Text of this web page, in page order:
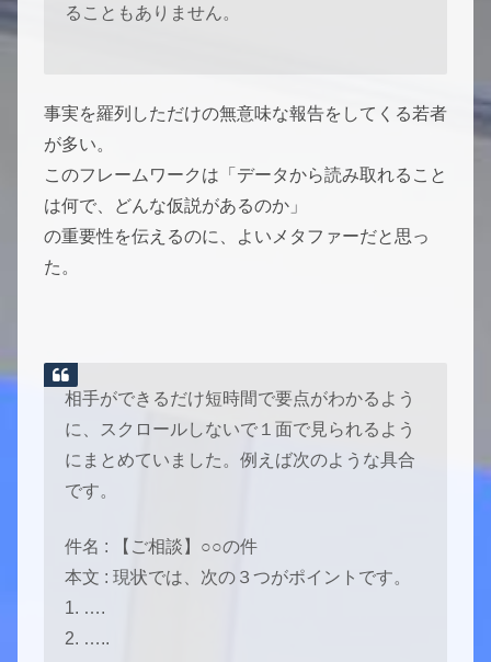
ることもありません。
事実を羅列しただけの無意味な報告をしてくる若者
が多い。
このフレームワークは「データから読み取れること
は何で、どんな仮説があるのか」
の重要性を伝えるのに、よいメタファーだと思っ
た。
相手ができるだけ短時間で要点がわかるよう
に、スクロールしないで１面で見られるよう
にまとめていました。例えば次のような具合
です。
件名 : 【ご相談】○○の件
本文 : 現状では、次の３つがポイントです。
1. ….
2. …..